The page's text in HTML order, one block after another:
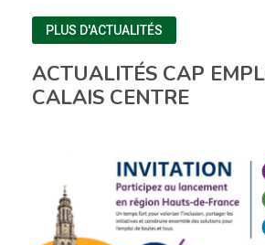
ACTUALITÉS CAP
CALAIS CENTRE
PLUS D'ACTUALITÉS